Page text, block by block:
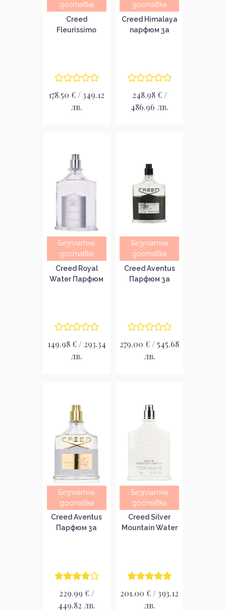
доставка
Creed
Fleurissimo
178.50 € / 349.12
лв.
доставка
Creed Himalaya
парфюм за
248.98 € /
486.96 лв.
Безплатна
доставка
Creed Royal
Water Парфюм
149.98 € / 293.34
лв.
Безплатна
доставка
Creed Aventus
Парфюм за
279.00 € / 545.68
лв.
Безплатна
доставка
Creed Aventus
Парфюм за
229.99 € /
449.82 лв.
Безплатна
доставка
Creed Silver
Mountain Water
201.00 € / 393.12
лв.